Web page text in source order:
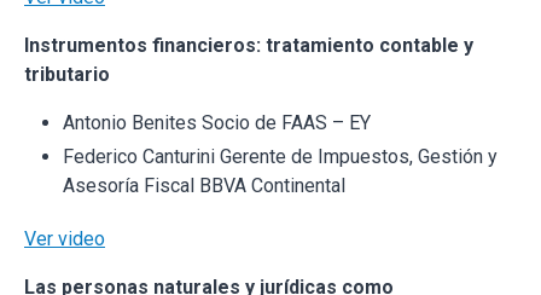
Instrumentos financieros: tratamiento contable y
tributario
Antonio Benites Socio de FAAS – EY
Federico Canturini Gerente de Impuestos, Gestión y
Asesoría Fiscal BBVA Continental
Ver video
Las personas naturales y jurídicas como